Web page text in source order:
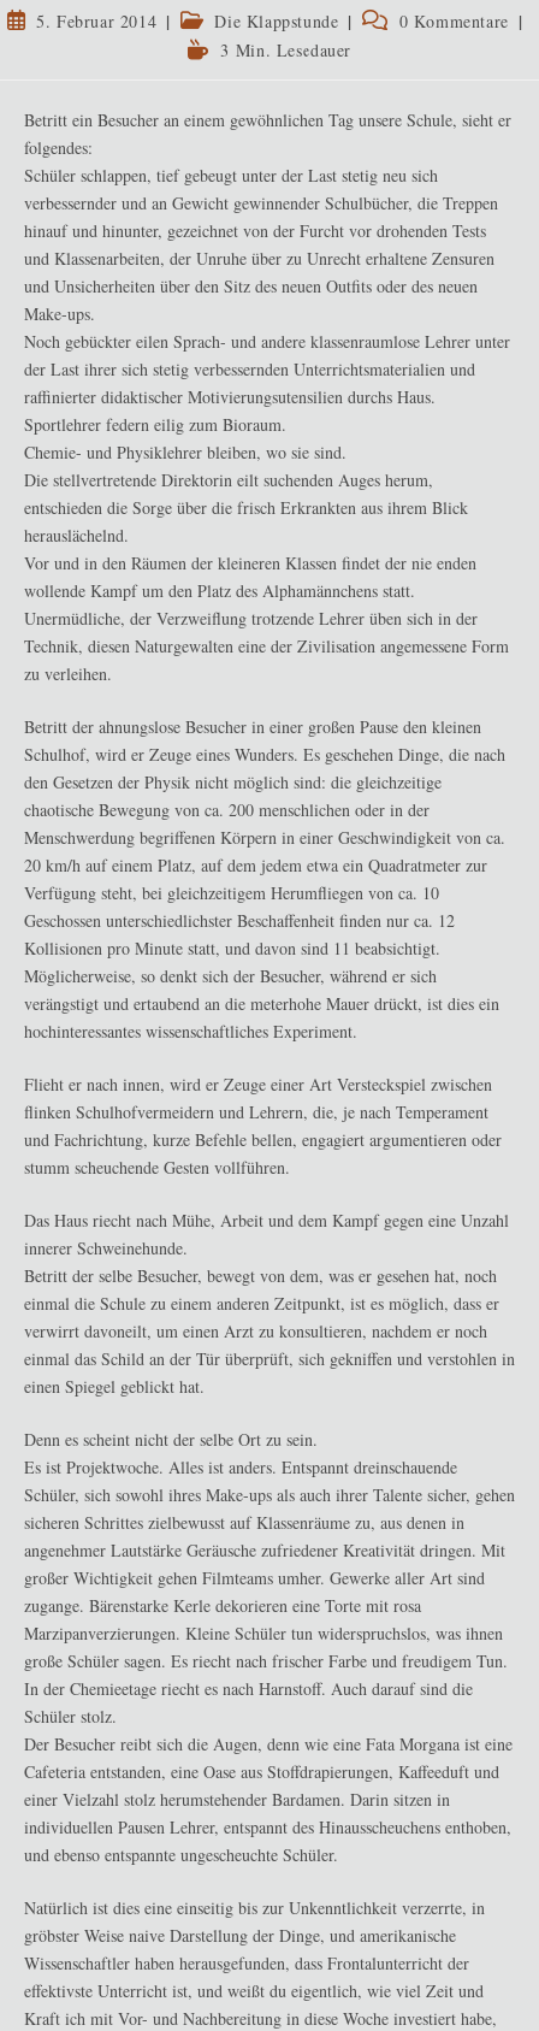
Beitrag5. Februar 2014
Beitrags-
Kategorie:
Die Klappstunde
Beitrags-0 Kommentare
Lesedauer:
3 Min. Lesedauer
Betritt ein Besucher an einem gewöhnlichen Tag unsere Schule, sieht er
folgendes:
Schüler schlappen, tief gebeugt unter der Last stetig neu sich
verbessernder und an Gewicht gewinnender Schulbücher, die Treppen
hinauf und hinunter, gezeichnet von der Furcht vor drohenden Tests
und Klassenarbeiten, der Unruhe über zu Unrecht erhaltene Zensuren
und Unsicherheiten über den Sitz des neuen Outfits oder des neuen
Make-ups.
Noch gebückter eilen Sprach- und andere klassenraumlose Lehrer unter
der Last ihrer sich stetig verbessernden Unterrichtsmaterialien und
raffinierter didaktischer Motivierungsutensilien durchs Haus.
Sportlehrer federn eilig zum Bioraum.
Chemie- und Physiklehrer bleiben, wo sie sind.
Die stellvertretende Direktorin eilt suchenden Auges herum,
entschieden die Sorge über die frisch Erkrankten aus ihrem Blick
herauslächelnd.
Vor und in den Räumen der kleineren Klassen findet der nie enden
wollende Kampf um den Platz des Alphamännchens statt.
Unermüdliche, der Verzweiflung trotzende Lehrer üben sich in der
Technik, diesen Naturgewalten eine der Zivilisation angemessene Form
zu verleihen.
Betritt der ahnungslose Besucher in einer großen Pause den kleinen
Schulhof, wird er Zeuge eines Wunders. Es geschehen Dinge, die nach
den Gesetzen der Physik nicht möglich sind: die gleichzeitige
chaotische Bewegung von ca. 200 menschlichen oder in der
Menschwerdung begriffenen Körpern in einer Geschwindigkeit von ca.
20 km/h auf einem Platz, auf dem jedem etwa ein Quadratmeter zur
Verfügung steht, bei gleichzeitigem Herumfliegen von ca. 10
Geschossen unterschiedlichster Beschaffenheit finden nur ca. 12
Kollisionen pro Minute statt, und davon sind 11 beabsichtigt.
Möglicherweise, so denkt sich der Besucher, während er sich
verängstigt und ertaubend an die meterhohe Mauer drückt, ist dies ein
hochinteressantes wissenschaftliches Experiment.
Flieht er nach innen, wird er Zeuge einer Art Versteckspiel zwischen
flinken Schulhofvermeidern und Lehrern, die, je nach Temperament
und Fachrichtung, kurze Befehle bellen, engagiert argumentieren oder
stumm scheuchende Gesten vollführen.
Das Haus riecht nach Mühe, Arbeit und dem Kampf gegen eine Unzahl
innerer Schweinehunde.
Betritt der selbe Besucher, bewegt von dem, was er gesehen hat, noch
einmal die Schule zu einem anderen Zeitpunkt, ist es möglich, dass er
verwirrt davoneilt, um einen Arzt zu konsultieren, nachdem er noch
einmal das Schild an der Tür überprüft, sich gekniffen und verstohlen in
einen Spiegel geblickt hat.
Denn es scheint nicht der selbe Ort zu sein.
Es ist Projektwoche. Alles ist anders. Entspannt dreinschauende
Schüler, sich sowohl ihres Make-ups als auch ihrer Talente sicher, gehen
sicheren Schrittes zielbewusst auf Klassenräume zu, aus denen in
angenehmer Lautstärke Geräusche zufriedener Kreativität dringen. Mit
großer Wichtigkeit gehen Filmteams umher. Gewerke aller Art sind
zugange. Bärenstarke Kerle dekorieren eine Torte mit rosa
Marzipanverzierungen. Kleine Schüler tun widerspruchslos, was ihnen
große Schüler sagen. Es riecht nach frischer Farbe und freudigem Tun.
In der Chemieetage riecht es nach Harnstoff. Auch darauf sind die
Schüler stolz.
Der Besucher reibt sich die Augen, denn wie eine Fata Morgana ist eine
Cafeteria entstanden, eine Oase aus Stoffdrapierungen, Kaffeeduft und
einer Vielzahl stolz herumstehender Bardamen. Darin sitzen in
individuellen Pausen Lehrer, entspannt des Hinausscheuchens enthoben,
und ebenso entspannte ungescheuchte Schüler.
Natürlich ist dies eine einseitig bis zur Unkenntlichkeit verzerrte, in
gröbster Weise naive Darstellung der Dinge, und amerikanische
Wissenschaftler haben herausgefunden, dass Frontalunterricht der
effektivste Unterricht ist, und weißt du eigentlich, wie viel Zeit und
Kraft ich mit Vor- und Nachbereitung in diese Woche investiert habe,